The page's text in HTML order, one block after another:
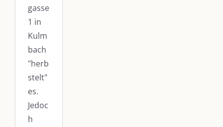
gasse
1 in
Kulm
bach
"herb
stelt"
es.
Jedoc
h